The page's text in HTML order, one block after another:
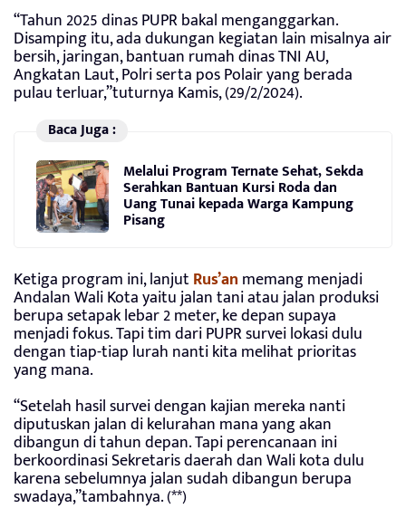
“Tahun 2025 dinas PUPR bakal menganggarkan.
Disamping itu, ada dukungan kegiatan lain misalnya air
bersih, jaringan, bantuan rumah dinas TNI AU,
Angkatan Laut, Polri serta pos Polair yang berada
pulau terluar,”tuturnya Kamis, (29/2/2024).
Baca Juga :
Melalui Program Ternate Sehat, Sekda
Serahkan Bantuan Kursi Roda dan
Uang Tunai kepada Warga Kampung
Pisang
Ketiga program ini, lanjut Rus’an memang menjadi
Andalan Wali Kota yaitu jalan tani atau jalan produksi
berupa setapak lebar 2 meter, ke depan supaya
menjadi fokus. Tapi tim dari PUPR survei lokasi dulu
dengan tiap-tiap lurah nanti kita melihat prioritas
yang mana.
“Setelah hasil survei dengan kajian mereka nanti
diputuskan jalan di kelurahan mana yang akan
dibangun di tahun depan. Tapi perencanaan ini
berkoordinasi Sekretaris daerah dan Wali kota dulu
karena sebelumnya jalan sudah dibangun berupa
swadaya,”tambahnya. (**)